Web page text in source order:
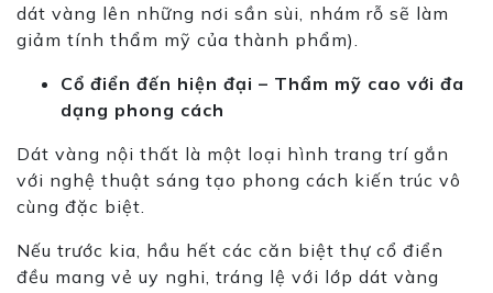
dát vàng lên những nơi sần sùi, nhám rỗ sẽ làm
giảm tính thẩm mỹ của thành phẩm).
Cổ điển đến hiện đại – Thẩm mỹ cao với đa
dạng phong cách
Dát vàng nội thất là một loại hình trang trí gắn
với nghệ thuật sáng tạo phong cách kiến trúc vô
cùng đặc biệt.
Nếu trước kia, hầu hết các căn biệt thự cổ điển
đều mang vẻ uy nghi, tráng lệ với lớp dát vàng